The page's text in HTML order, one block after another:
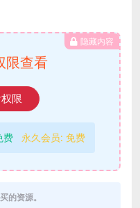
隐藏内容
限查看
限
费 永久会员: 免费
的资源。